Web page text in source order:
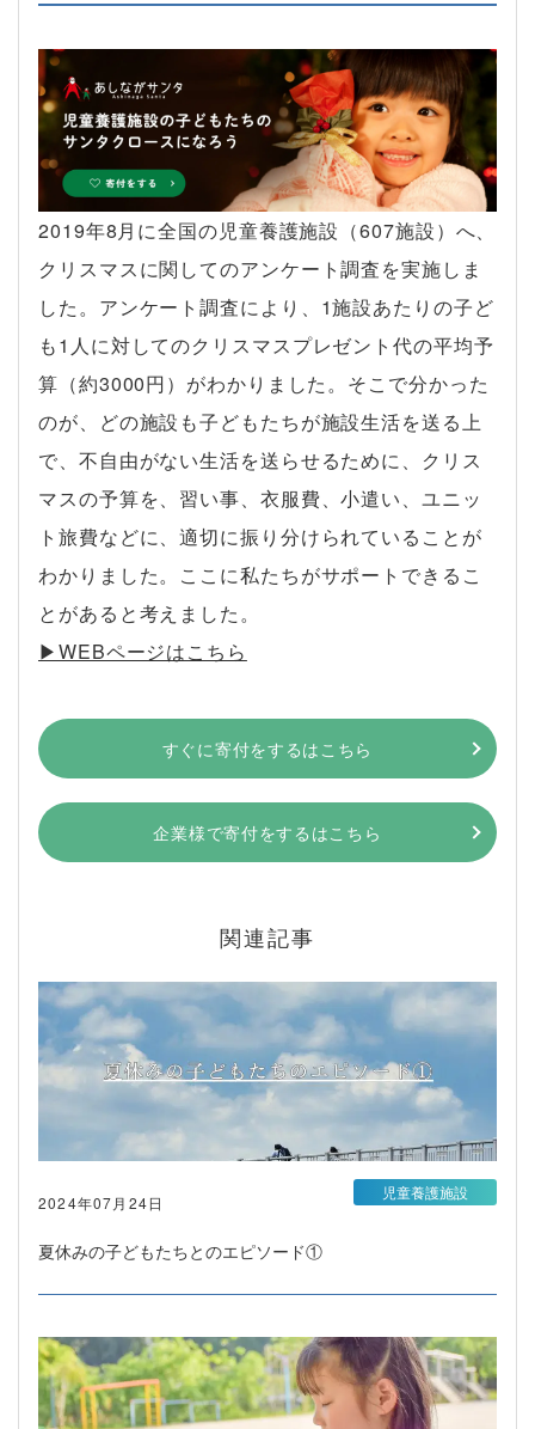
2019年8月に全国の児童養護施設（607施設）へ、
クリスマスに関してのアンケート調査を実施しま
した。アンケート調査により、1施設あたりの子ど
も1人に対してのクリスマスプレゼント代の平均予
算（約3000円）がわかりました。そこで分かった
のが、どの施設も子どもたちが施設生活を送る上
で、不自由がない生活を送らせるために、クリス
マスの予算を、習い事、衣服費、小遣い、ユニッ
ト旅費などに、適切に振り分けられていることが
わかりました。ここに私たちがサポートできるこ
とがあると考えました。
▶︎WEBページはこちら
すぐに寄付をするはこちら
企業様で寄付をするはこちら
関連記事
2024年07月24日
夏休みの子どもたちとのエピソード①
児童養護施設